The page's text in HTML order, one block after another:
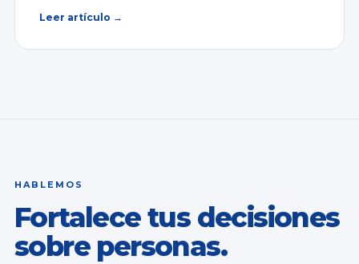
Leer artículo →
HABLEMOS
Fortalece tus decisiones
sobre personas.